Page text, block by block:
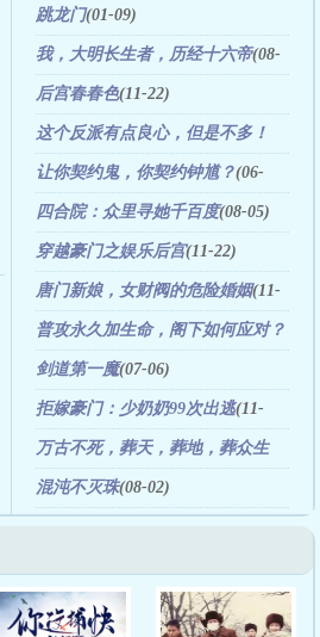
跳龙门(01-09)
我，大明长生者，历经十六帝(08-
06)
后宫春春色(11-22)
这个反派有点良心，但是不多！
(02-23)
让你契约鬼，你契约钟馗？(06-
09)
四合院：众里寻她千百度(08-05)
穿越豪门之娱乐后宫(11-22)
唐门新娘，女财阀的危险婚姻(11-
22)
普攻永久加生命，阁下如何应对？
(02-01)
剑道第一魔(07-06)
拒嫁豪门：少奶奶99次出逃(11-
22)
万古不死，葬天，葬地，葬众生
(08-05)
混沌不灭珠(08-02)